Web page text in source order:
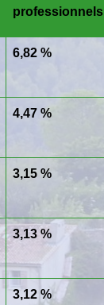
professionnels
6,82 %
4,47 %
3,15 %
3,13 %
3,12 %